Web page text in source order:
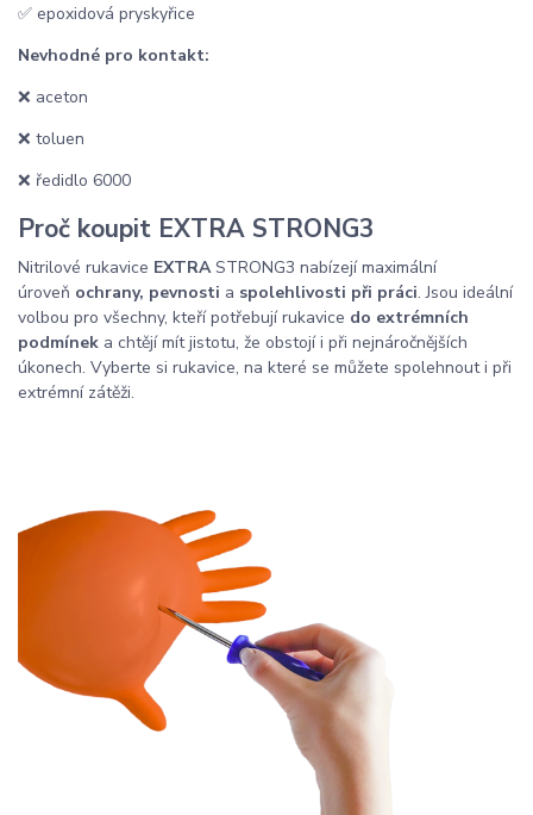
✅ epoxidová pryskyřice
Nevhodné pro kontakt:
❌ aceton
❌ toluen
❌ ředidlo 6000
Proč koupit EXTRA STRONG3
Nitrilové rukavice EXTRASTRONG3 nabízejí maximální
úroveň ochrany, pevnosti a spolehlivosti při práci. Jsou ideální
volbou pro všechny, kteří potřebují rukavice do extrémních
podmínek a chtějí mít jistotu, že obstojí i při nejnáročnějších
úkonech. Vyberte si rukavice, na které se můžete spolehnout i při
extrémní zátěži.